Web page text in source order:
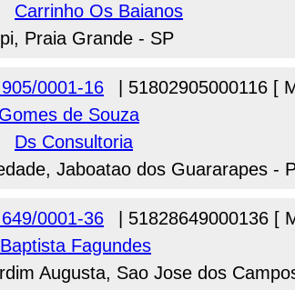
Carrinho Os Baianos
Praia Grande - SP
0001-16
| 51802905000116 [
de Souza
Ds Consultoria
Jaboatao dos Guararapes -
0001-36
| 51828649000136 [
Fagundes
Augusta, Sao Jose dos